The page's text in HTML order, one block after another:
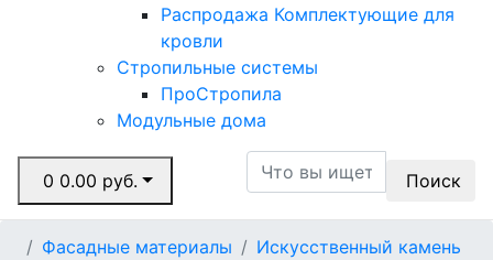
Распродажа Комплектующие для
кровли
Стропильные системы
ПроСтропила
Модульные дома
0 0.00 руб. Поиск
Фасадные материалы
Искусственный камень